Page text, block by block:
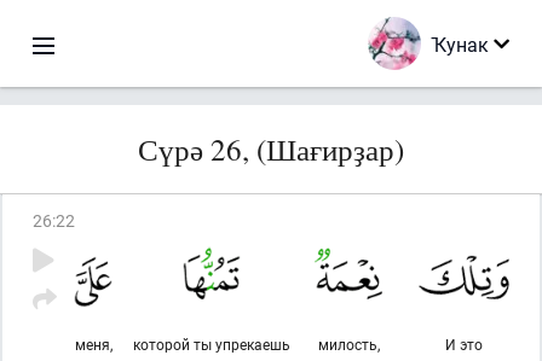
Ҡунак
Сүрә 26, (Шағирҙар)
26:22
И это
милость,
которой ты упрекаешь
меня,